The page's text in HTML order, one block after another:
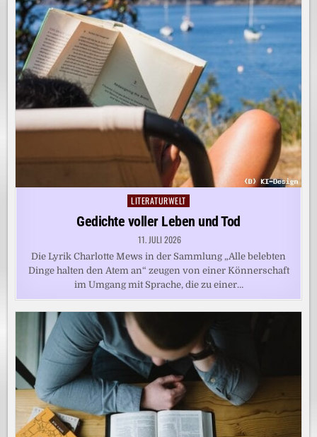
Posted
LITERATURWELT
Gedichte voller Leben und Tod
11. JULI 2026
Die Lyrik Charlotte Mews in der Sammlung „Alle belebten
Dinge halten den Atem an“ zeugen von einer Könnerschaft
im Umgang mit Sprache, die zu einer…